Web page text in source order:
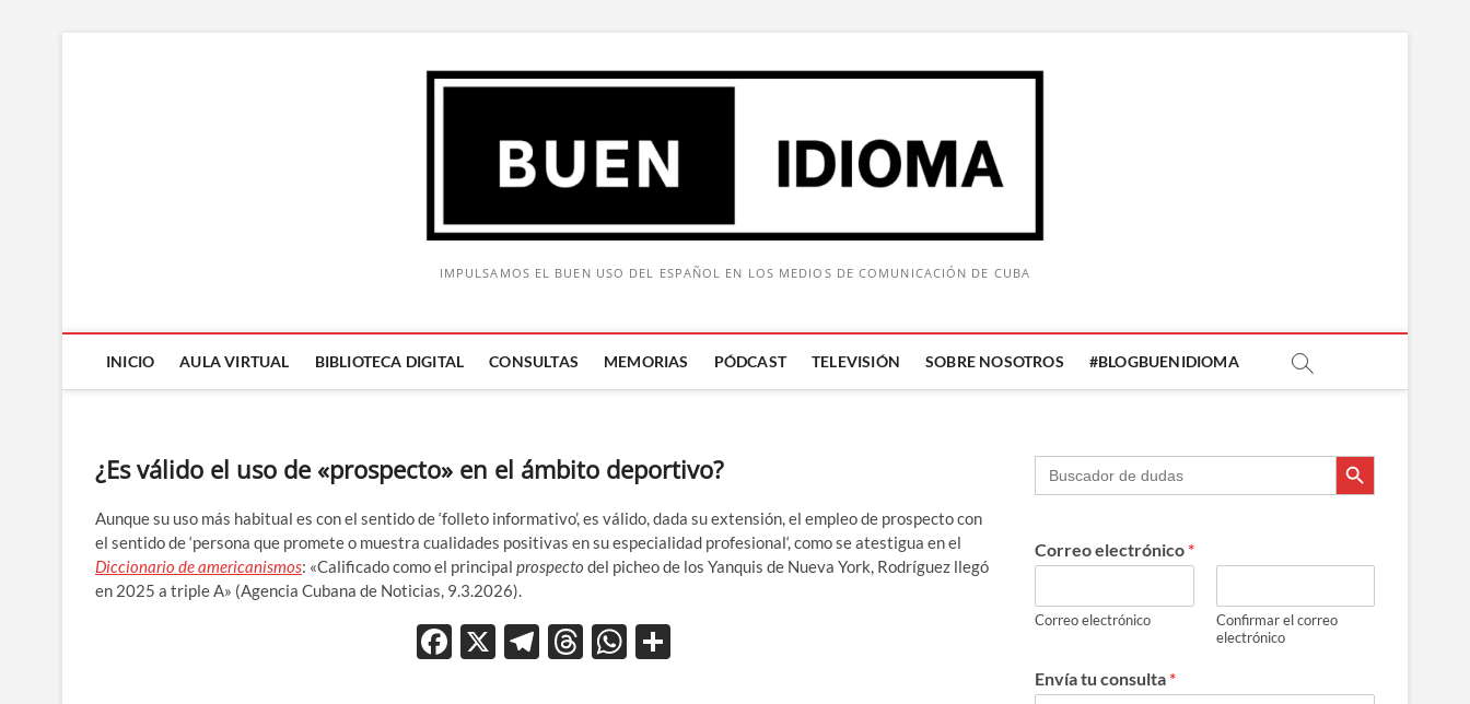
IMPULSAMOS EL BUEN USO DEL ESPAÑOL EN LOS MEDIOS DE COMUNICACIÓN DE CUBA
INICIO AULA VIRTUAL BIBLIOTECA DIGITAL CONSULTAS MEMORIAS PÓDCAST TELEVISIÓN SOBRE NOSOTROS #BLOGBUENIDIOMA
Buscar: Botón de búsqueda
¿Es válido el uso de «prospecto» en el ámbito deportivo?
Aunque su uso más habitual es con el sentido de ‘folleto informativo’, es válido, dada su extensión, el empleo de prospecto con
el sentido de ‘persona que promete o muestra cualidades positivas en su especialidad profesional‘, como se atestigua en el
Diccionario de americanismos: «Calificado como el principal prospecto del picheo de los Yanquis de Nueva York, Rodríguez llegó
en 2025 a triple A» (Agencia Cubana de Noticias, 9.3.2026).
F
X T T W
Buscar: Botón de búsqueda
Correo electrónico *
Correo electrónico
Confirmar el correo
electrónico
Envía tu consulta *